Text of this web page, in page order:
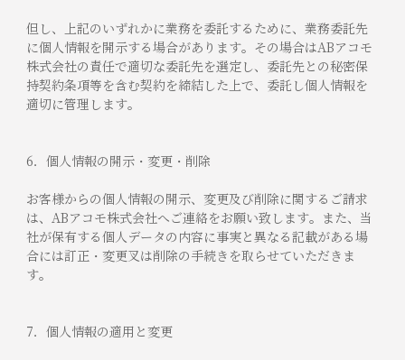
但し、上記のいずれかに業務を委託するために、業務委託先
に個人情報を開示する場合があります。その場合はABアコモ
株式会社の責任で適切な委託先を選定し、委託先との秘密保
持契約条項等を含む契約を締結した上で、委託し個人情報を
適切に管理します。
6．個人情報の開示・変更・削除
お客様からの個人情報の開示、変更及び削除に関するご請求
は、ABアコモ株式会社へご連絡をお願い致します。また、当
社が保有する個人データの内容に事実と異なる記載がある場
合には訂正・変更叉は削除の手続きを取らせていただきま
す。
7．個人情報の適用と変更